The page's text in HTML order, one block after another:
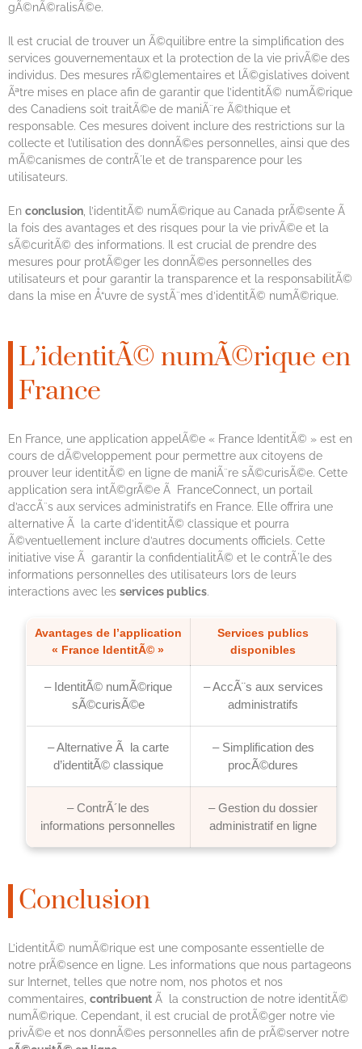
gÃ©nÃ©ralisÃ©e.
Il est crucial de trouver un Ã©quilibre entre la simplification des
services gouvernementaux et la protection de la vie privÃ©e des
individus. Des mesures rÃ©glementaires et lÃ©gislatives doivent
Ãªtre mises en place afin de garantir que l’identitÃ© numÃ©rique
des Canadiens soit traitÃ©e de maniÃ¨re Ã©thique et
responsable. Ces mesures doivent inclure des restrictions sur la
collecte et l’utilisation des donnÃ©es personnelles, ainsi que des
mÃ©canismes de contrÃ´le et de transparence pour les
utilisateurs.
En conclusion , l’identitÃ© numÃ©rique au Canada prÃ©sente Ã
la fois des avantages et des risques pour la vie privÃ©e et la
sÃ©curitÃ© des informations. Il est crucial de prendre des
mesures pour protÃ©ger les donnÃ©es personnelles des
utilisateurs et pour garantir la transparence et la responsabilitÃ©
dans la mise en Å“uvre de systÃ¨mes d’identitÃ© numÃ©rique.
L’identitÃ© numÃ©rique en
France
En France, une application appelÃ©e « France IdentitÃ© » est en
cours de dÃ©veloppement pour permettre aux citoyens de
prouver leur identitÃ© en ligne de maniÃ¨re sÃ©curisÃ©e. Cette
application sera intÃ©grÃ©e Ã FranceConnect, un portail
d’accÃ¨s aux services administratifs en France. Elle offrira une
alternative Ã la carte d’identitÃ© classique et pourra
Ã©ventuellement inclure d’autres documents officiels. Cette
initiative vise Ã garantir la confidentialitÃ© et le contrÃ´le des
informations personnelles des utilisateurs lors de leurs
interactions avec les services publics.
Avantages de l’application
« France IdentitÃ© »
Services publics
disponibles
– IdentitÃ© numÃ©rique
sÃ©curisÃ©e
– AccÃ¨s aux services
administratifs
– Alternative Ã la carte
d’identitÃ© classique
– Simplification des
procÃ©dures
– ContrÃ´le des
informations personnelles
– Gestion du dossier
administratif en ligne
Conclusion
L’identitÃ© numÃ©rique est une composante essentielle de
notre prÃ©sence en ligne. Les informations que nous partageons
sur Internet, telles que notre nom, nos photos et nos
commentaires, contribuent Ã la construction de notre identitÃ©
numÃ©rique. Cependant, il est crucial de protÃ©ger notre vie
privÃ©e et nos donnÃ©es personnelles afin de prÃ©server notre